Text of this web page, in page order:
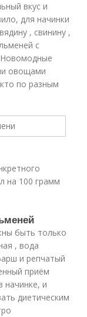
вкус и
для начинки
, свинину ,
с
овощами
по разным
на 100 грамм
быть только
, вода
и репчатый
приём
и
диетическим